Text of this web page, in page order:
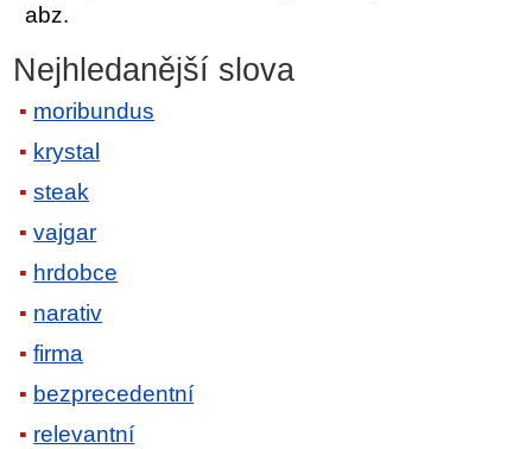
abz.
Nejhledanější slova
moribundus
krystal
steak
vajgar
hrdobce
narativ
firma
bezprecedentní
relevantní